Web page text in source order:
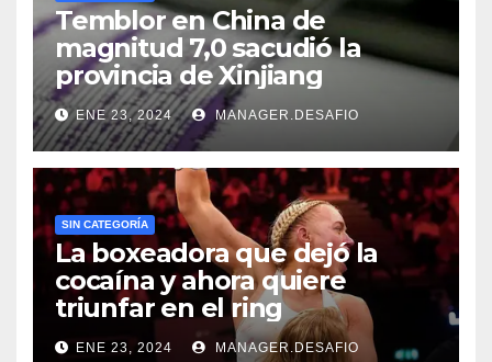
Temblor en China de
magnitud 7,0 sacudió la
provincia de Xinjiang
ENE 23, 2024 MANAGER.DESAFIO
SIN CATEGORÍA
La boxeadora que dejó la
cocaína y ahora quiere
triunfar en el ring​
ENE 23, 2024 MANAGER.DESAFIO